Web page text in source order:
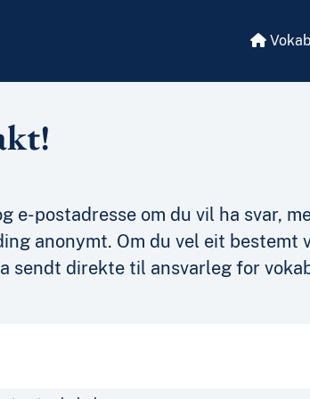
e-postadresse om du vil ha svar,
anonymt. Om du vel eit bestemt
sendt direkte til ansvarleg for